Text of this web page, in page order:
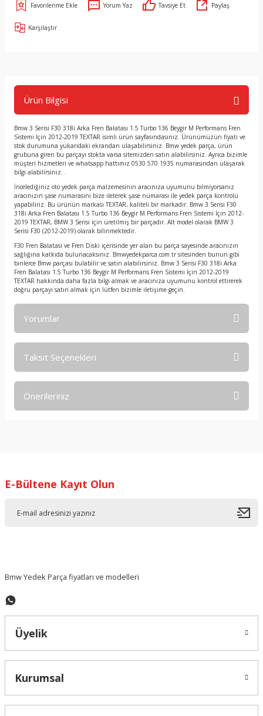
Yorum Yaz Tavsiye Et Paylaş
Karşılaştır
Ürün Bilgisi
Bmw 3 Serisi F30 318i Arka Fren Balatası 1.5 Turbo 136 Beygir M Performans Fren
Sistemi İçin 2012-2019 TEXTAR isimli ürün sayfasındasınız. Ürünümüzün fiyatı ve
stok durumuna yukarıdaki ekrandan ulaşabilirsiniz. Bmw yedek parça, ürün
grubuna giren bu parçayı stokta varsa sitemizden satın alabilirsiniz. Ayrıca bizimle
müşteri hizmetleri ve whatsapp hattımız 0530 570 1935 numarasından ulaşarak
bilgi alabilirsiniz. .
İncelediğiniz oto yedek parça malzemesinin aracınıza uyumunu bilmiyorsanız
aracınızın şase numarasını bize ileterek şase numarası ile yedek parça kontrolü
yapabiliriz. Bu ürünün markası TEXTAR, kaliteli bir markadır. Bmw 3 Serisi F30
318i Arka Fren Balatası 1.5 Turbo 136 Beygir M Performans Fren Sistemi İçin 2012-
2019 TEXTAR, BMW 3 Serisi için üretilmiş bir parçadır. Alt model olarak BMW 3
Serisi F30 (2012-2019) olarak bilinmektedir.
F30 Fren Balatası ve Fren Diski içerisinde yer alan bu parça sayesinde aracınızın
sağlığına katkıda bulunacaksınız. Bmwyedekparca.com.tr sitesinden bunun gibi
binlerce Bmw parçası bulabilir ve satın alabilirsiniz. Bmw 3 Serisi F30 318i Arka
Fren Balatası 1.5 Turbo 136 Beygir M Performans Fren Sistemi İçin 2012-2019
TEXTAR hakkında daha fazla bilgi almak ve aracınıza uyumunu kontrol ettirerek
doğru parçayı satın almak için lütfen bizimle iletişime geçin.
Yorumlar
Taksit Seçenekleri
Önerileriniz
Ürün resmi kalitesiz, bozuk veya görüntülenemiyor.
E-Bültene Kayıt Olun
Bmw Yedek Parça fiyatları ve modelleri
Üyelik
Kurumsal